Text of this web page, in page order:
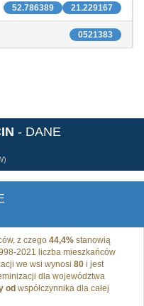
21.229167
52.786389
0521383
- DANE
z czego 44,4% stanowią
2021 liczba mieszkańców
we wsi wynosi 80 i jest
dla województwa
od współczynnika dla całej